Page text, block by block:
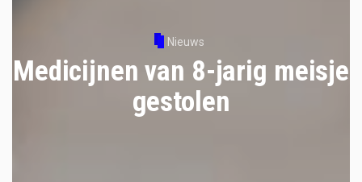
Nieuws
Medicijnen van 8-jarig meisje
gestolen